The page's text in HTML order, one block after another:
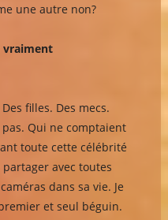
une autre non?
vraiment
filles. Des mecs.
Qui ne comptaient
toute cette célébrité
avec toutes
dans sa vie. Je
et seul béguin.